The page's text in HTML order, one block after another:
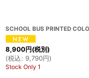
SCHOOL BUS PRINTED
8,900円(税別)
(税込: 9,790円)
Stock Only 1